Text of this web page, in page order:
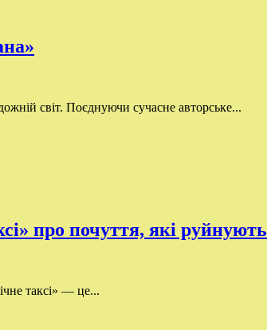
світ. Поєднуючи сучасне авторське...
про почуття, які руйнують
таксі» — це...